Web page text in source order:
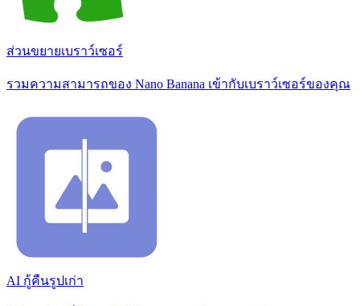
ส่วนขยายเบราว์เซอร์
รวมความสามารถของ Nano Banana เข้ากับเบราว์เซอร์ของคุณ
AI กู้คืนรูปเก่า